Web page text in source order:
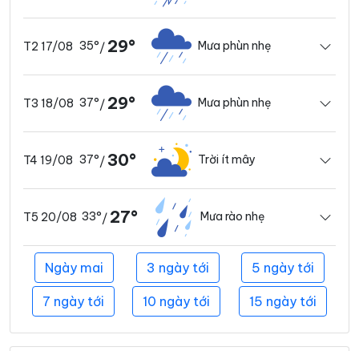
T2 17/08 35°/ 29° Mưa phùn nhẹ
T3 18/08 37°/ 29° Mưa phùn nhẹ
T4 19/08 37°/30° Trời ít mây
T5 20/08 33°/ 27° Mưa rào nhẹ
Ngày mai 3 ngày tới 5 ngày tới
7 ngày tới 10 ngày tới 15 ngày tới